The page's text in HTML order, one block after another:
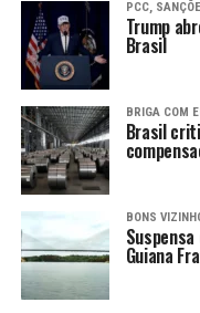
PCC,
Trump
Brasil
BRIGA COM
Brasil
BONS
Guiana